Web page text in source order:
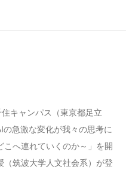
キャンパス（東京都足立
急激な変化が我々の思考に
へ連れていくのか～」を開
筑波大学人文社会系）が登